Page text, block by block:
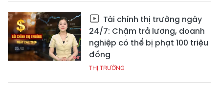
Tài chính thị trường ngày
24/7: Chậm trả lương, doanh
nghiệp có thể bị phạt 100 triệu
đồng
THỊ TRƯỜNG